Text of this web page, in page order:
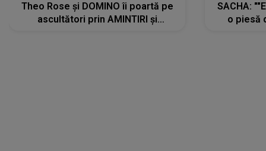
Theo Rose și DOMINO îi poartă pe
ascultători prin AMINTIRI și
SACHA:
o piesă